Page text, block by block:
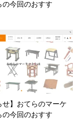
の今回のおすす
せ】おてらのマーケ
の今回のおすす